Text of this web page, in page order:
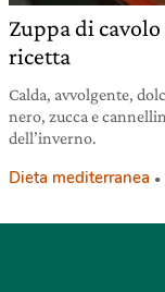
Zuppa di
ricetta
Calda, avvolgente,
nero, zucca e
dell’inverno.
Dieta mediterranea